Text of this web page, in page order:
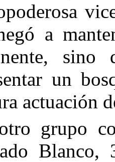
a
un
actuación
grupo
Blanco,